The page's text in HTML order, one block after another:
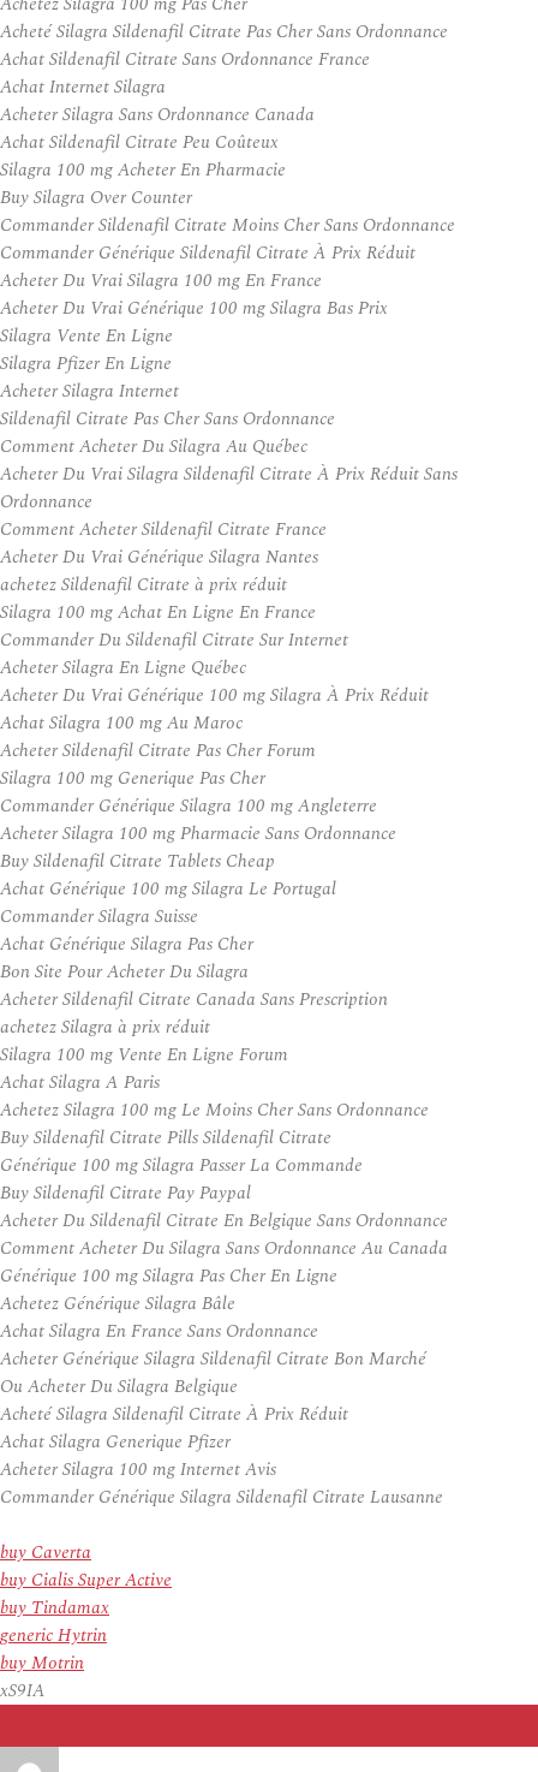
Acheté Silagra Sildenafil Citrate Pas Cher Sans Ordonnance
Achat Sildenafil Citrate Sans Ordonnance France
Achat Internet Silagra
Acheter Silagra Sans Ordonnance Canada
Achat Sildenafil Citrate Peu Coûteux
Silagra 100 mg Acheter En Pharmacie
Buy Silagra Over Counter
Commander Sildenafil Citrate Moins Cher Sans Ordonnance
Commander Générique Sildenafil Citrate À Prix Réduit
Acheter Du Vrai Silagra 100 mg En France
Acheter Du Vrai Générique 100 mg Silagra Bas Prix
Silagra Vente En Ligne
Silagra Pfizer En Ligne
Acheter Silagra Internet
Sildenafil Citrate Pas Cher Sans Ordonnance
Comment Acheter Du Silagra Au Québec
Acheter Du Vrai Silagra Sildenafil Citrate À Prix Réduit Sans
Ordonnance
Comment Acheter Sildenafil Citrate France
Acheter Du Vrai Générique Silagra Nantes
achetez Sildenafil Citrate à prix réduit
Silagra 100 mg Achat En Ligne En France
Commander Du Sildenafil Citrate Sur Internet
Acheter Silagra En Ligne Québec
Acheter Du Vrai Générique 100 mg Silagra À Prix Réduit
Achat Silagra 100 mg Au Maroc
Acheter Sildenafil Citrate Pas Cher Forum
Silagra 100 mg Generique Pas Cher
Commander Générique Silagra 100 mg Angleterre
Acheter Silagra 100 mg Pharmacie Sans Ordonnance
Buy Sildenafil Citrate Tablets Cheap
Achat Générique 100 mg Silagra Le Portugal
Commander Silagra Suisse
Achat Générique Silagra Pas Cher
Bon Site Pour Acheter Du Silagra
Acheter Sildenafil Citrate Canada Sans Prescription
achetez Silagra à prix réduit
Silagra 100 mg Vente En Ligne Forum
Achat Silagra A Paris
Achetez Silagra 100 mg Le Moins Cher Sans Ordonnance
Buy Sildenafil Citrate Pills Sildenafil Citrate
Générique 100 mg Silagra Passer La Commande
Buy Sildenafil Citrate Pay Paypal
Acheter Du Sildenafil Citrate En Belgique Sans Ordonnance
Comment Acheter Du Silagra Sans Ordonnance Au Canada
Générique 100 mg Silagra Pas Cher En Ligne
Achetez Générique Silagra Bâle
Achat Silagra En France Sans Ordonnance
Acheter Générique Silagra Sildenafil Citrate Bon Marché
Ou Acheter Du Silagra Belgique
Acheté Silagra Sildenafil Citrate À Prix Réduit
Achat Silagra Generique Pfizer
Acheter Silagra 100 mg Internet Avis
Commander Générique Silagra Sildenafil Citrate Lausanne
buy Caverta
buy Cialis Super Active
buy Tindamax
generic Hytrin
buy Motrin
xS9IA